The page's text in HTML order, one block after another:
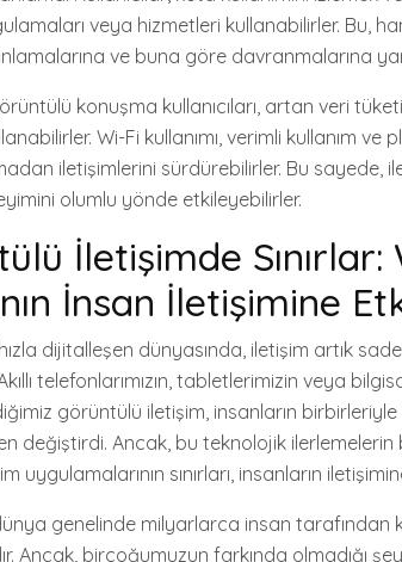
veya hizmetleri kullanabilirler. Bu,
ve buna göre davranmalarına
konuşma kullanıcıları, artan veri
Wi-Fi kullanımı, verimli kullanım
iletişimlerini sürdürebilirler. Bu sayede,
olumlu yönde etkileyebilirler.
İletişimde
İnsan İletişimine
dijitalleşen dünyasında, iletişim artık
telefonlarımızın, tabletlerimizin veya
görüntülü iletişim, insanların
değiştirdi. Ancak, bu teknolojik
uygulamalarının sınırları, insanların
genelinde milyarlarca insan tarafından
Ancak, birçoğumuzun farkında olmadığı